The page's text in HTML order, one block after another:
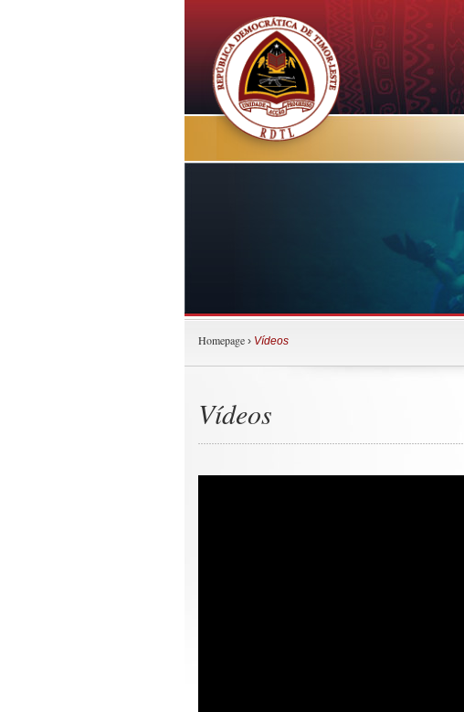
Homepage › Vídeos
Vídeos